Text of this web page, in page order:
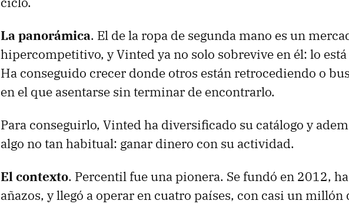
La panorámica. El de la ropa de segunda mano es un
hipercompetitivo, y Vinted ya no solo sobrevive en él: lo
Ha conseguido crecer donde otros están retrocediendo o
en el que asentarse sin terminar de encontrarlo.
Para conseguirlo, Vinted ha diversificado su catálogo y
algo no tan habitual: ganar dinero con su actividad.
El contexto. Percentil fue una pionera. Se fundó en 2012,
añazos, y llegó a operar en cuatro países, con casi un millón